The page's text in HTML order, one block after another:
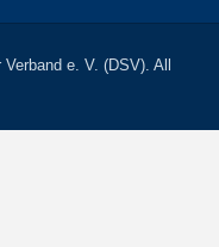
e. V. (DSV). All